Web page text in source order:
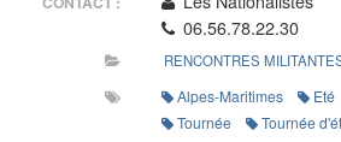
06.56.78.22.30
RENCONTRES
Alpes-Maritimes Eté
Tournée
Tournée